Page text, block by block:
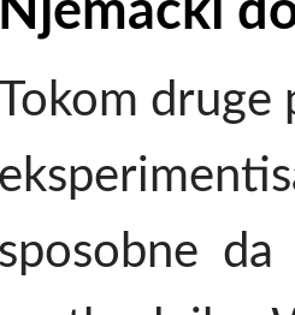
Njemački
druge
sposobne